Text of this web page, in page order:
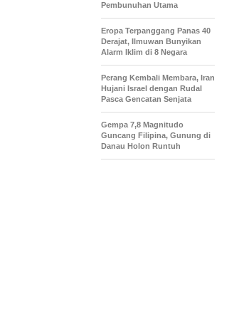
Pembunuhan Utama
Eropa Terpanggang Panas 40
Derajat, Ilmuwan Bunyikan
Alarm Iklim di 8 Negara
Perang Kembali Membara, Iran
Hujani Israel dengan Rudal
Pasca Gencatan Senjata
Gempa 7,8 Magnitudo
Guncang Filipina, Gunung di
Danau Holon Runtuh